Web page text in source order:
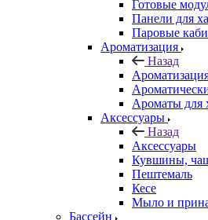
Готовые
Панели для
Паровые
Ароматизация
Назад
Ароматы для
Аксессуары
Назад
Аксессуары
Кувшины,
Пештемаль
Кесе
Мыло и
Бассейн